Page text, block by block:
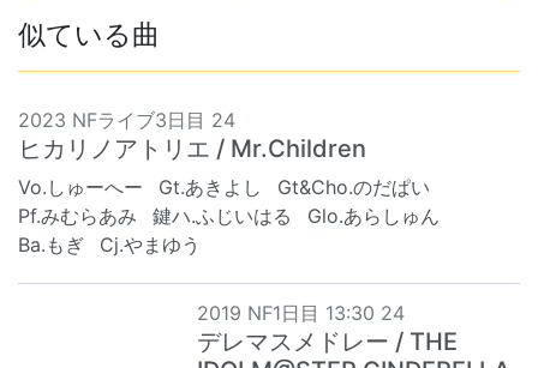
似ている曲
2023 NFライブ3日目 24
ヒカリノアトリエ / Mr.Children
Vo.しゅーへー Gt.あきよし
Gt&Cho.のだぱい
Pf.みむらあみ
鍵ハ.ふじいはる
Glo.あらしゅん
Ba.もぎ
Cj.やまゆう
2019 NF1日目 13:30 24
デレマスメドレー / THE